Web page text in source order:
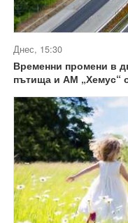
Днес, 15:30
Временни промени в
пътища и АМ „Хемус“